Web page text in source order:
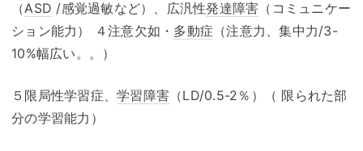
（ASD /感覚過敏など）、広汎性発達障害 （コミュニケー
ション能力） ４注意欠如・ 多動症 （注意力、集中力/3-
10%幅広い。。）
５限局性学習症、 学習障害 （LD/0.5-2％）（ 限られた部
分の学習能力）